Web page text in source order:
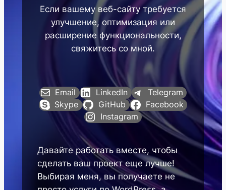
Если вашему веб-сайту требуется
улучшение, оптимизация или
расширение функциональности,
свяжитесь со мной.
Email LinkedIn
Telegram
Skype
GitHub
Facebook
Instagram
Давайте работать вместе, чтобы
сделать ваш проект еще лучше!
Выбирая меня, вы получаете не